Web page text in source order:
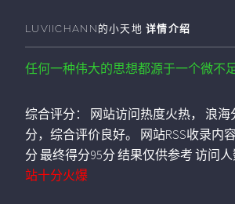
LUVIICHANN的小天地 详情介绍
任何一种伟大的思想都源于一个微不
综合评分：
网站访问热度火热， 浪海
分，综合评价良好。 网站RSS收录内
分 最终得分95分 结果仅供参考 访问人
站十分火爆